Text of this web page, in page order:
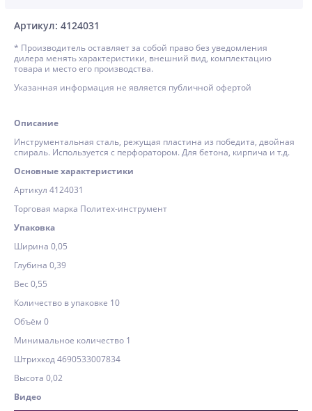
Артикул: 4124031
* Производитель оставляет за собой право без уведомления
дилера менять характеристики, внешний вид, комплектацию
товара и место его производства.
Указанная информация не является публичной офертой
Описание
Инструментальная сталь, режущая пластина из победита, двойная
спираль. Используется с перфоратором. Для бетона, кирпича и т.д.
Основные характеристики
Артикул 4124031
Торговая марка Политех-инструмент
Упаковка
Ширина 0,05
Глубина 0,39
Вес 0,55
Количество в упаковке 10
Объём 0
Минимальное количество 1
Штрихкод 4690533007834
Высота 0,02
Видео